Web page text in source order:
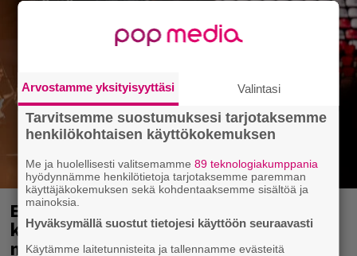
Eppu Normaali soitti viimeisen
konserttinsa koskaan – Yle Areenassa
nyt dokumentti bändistä
Arvostamme yksityisyyttäsi Valintasi
Tarvitsemme suostumuksesi tarjotaksemme
henkilökohtaisen käyttökokemuksen
Me ja huolellisesti valitsemamme89 teknologiakumppania
hyödynnämme henkilötietoja tarjotaksemme paremman
käyttäjäkokemuksen sekä kohdentaaksemme sisältöä ja
mainoksia.
Hyväksymällä suostut tietojesi käyttöön seuraavasti
Käytämme laitetunnisteita ja tallennamme evästeitä